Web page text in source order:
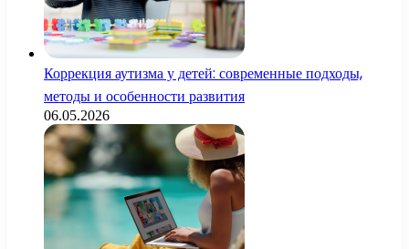
Коррекция аутизма у детей: современные подходы,
методы и особенности развития
06.05.2026